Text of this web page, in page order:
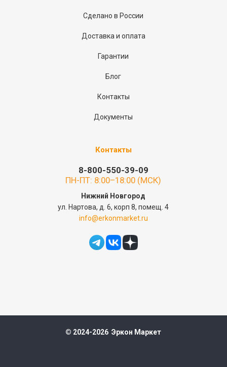
Сделано в России
Доставка и оплата
Гарантии
Блог
Контакты
Документы
Контакты
8-800-550-39-09
ПН-ПТ: 8:00–18:00 (МСК)
Нижний Новгород
ул. Нартова, д. 6, корп 8, помещ. 4
info@erkonmarket.ru
© 2024-2026 Эркон Маркет